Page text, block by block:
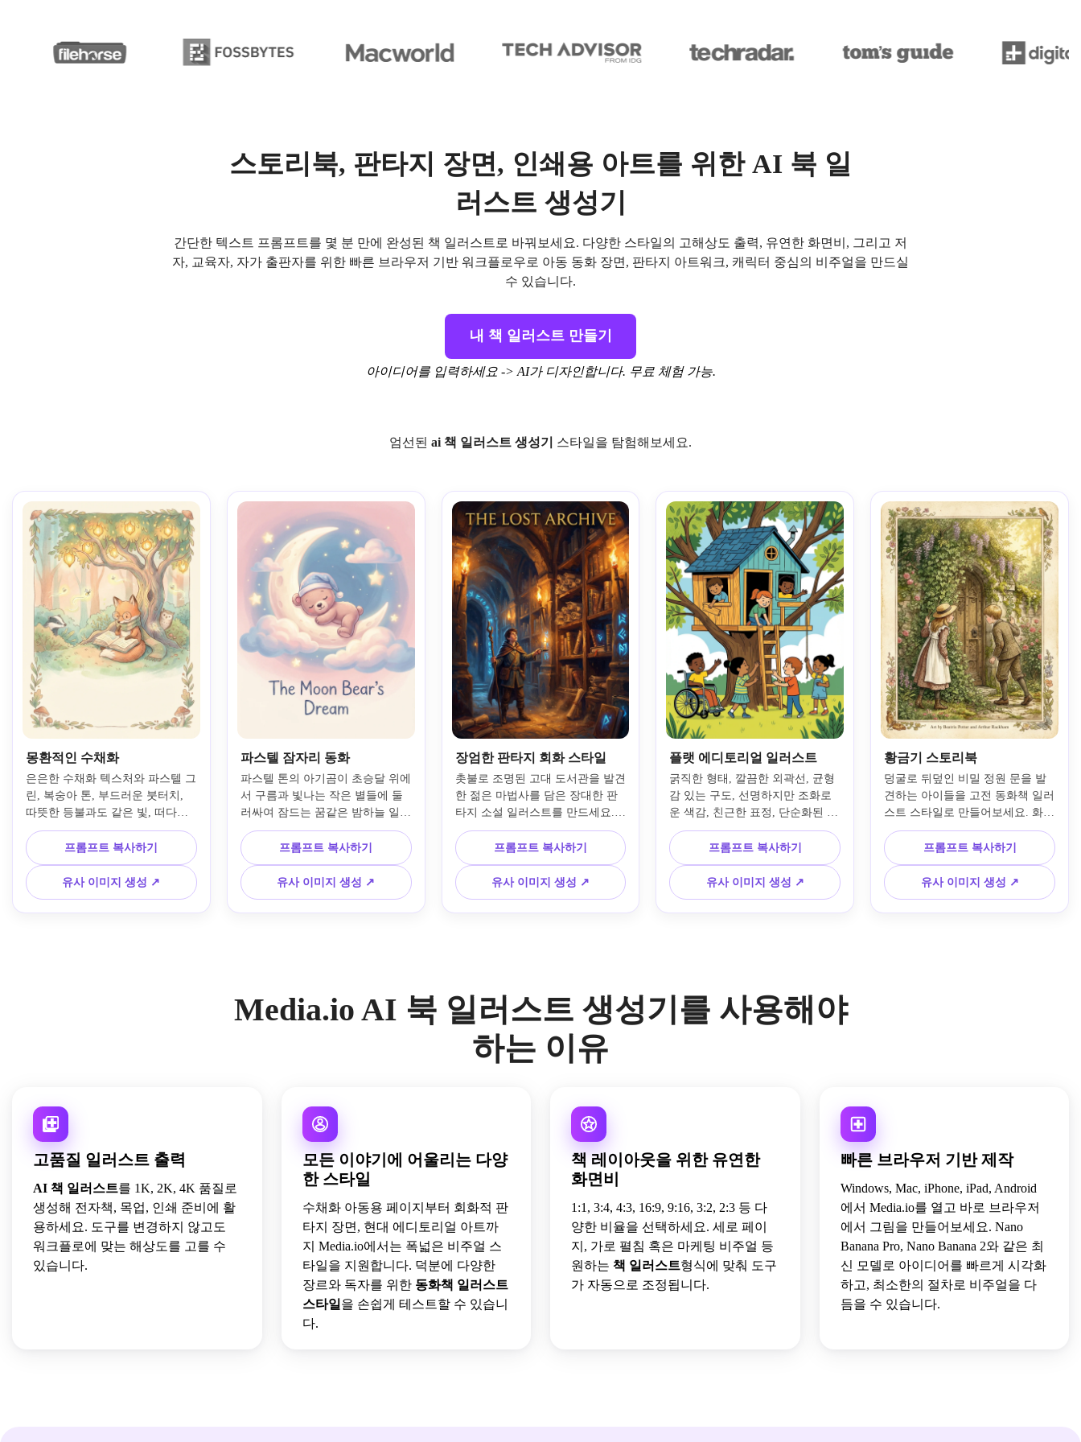
스토리북, 판타지 장면, 인쇄용 아트를 위한 AI 북 일
러스트 생성기
간단한 텍스트 프롬프트를 몇 분 만에 완성된 책 일러스트로 바꿔보세요. 다양한 스타일의 고해상도 출력, 유연한 화면비, 그리고 저
자, 교육자, 자가 출판자를 위한 빠른 브라우저 기반 워크플로우로 아동 동화 장면, 판타지 아트워크, 캐릭터 중심의 비주얼을 만드실
수 있습니다.
내 책 일러스트 만들기
아이디어를 입력하세요 -> AI가 디자인합니다. 무료 체험 가능.
엄선된 ai 책 일러스트 생성기 스타일을 탐험해보세요.
몽환적인 수채화
은은한 수채화 텍스처와 파스텔 그
린, 복숭아 톤, 부드러운 붓터치,
따뜻한 등불과도 같은 빛, 떠다니
는 반딧불, 아늑한 동화 분위기, 풍
부한 회화적 디테일이 더해진 마법
의 숲 조명 아래 수줍은 여우가 나
무 아래서 책을 읽는 감성적인 어
린이 책 일러스트를 만들어보세요.
프롬프트 복사하기
유사 이미지 생성 ↗
파스텔 잠자리 동화
파스텔 톤의 아기곰이 초승달 위에
서 구름과 빛나는 작은 별들에 둘
러싸여 잠드는 꿈같은 밤하늘 일러
스트를 만들어보세요. 매끄러운 질
감, 부드러운 핑크와 파우더 블루
의 그라데이션, 포근한 야간 조명,
평화로운 감정, 그리고 매력적인
어린이 그림책 구성으로 표현합니
다.
프롬프트 복사하기
유사 이미지 생성 ↗
장엄한 판타지 회화 스타일
촛불로 조명된 고대 도서관을 발견
한 젊은 마법사를 담은 장대한 판
타지 소설 일러스트를 만드세요.
높이 쌓인 서가, 빛나는 룬 문자,
떠도는 먼지 입자, 극적인 그림자,
짙은 파랑과 앰버 색감, 텍스처 드
러나는 붓터치, 시네마틱 구성, 고
급 커버 아트 품질이 특징입니다.
프롬프트 복사하기
유사 이미지 생성 ↗
플랫 에디토리얼 일러스트
굵직한 형태, 깔끔한 외곽선, 균형
감 있는 구도, 선명하지만 조화로
운 색감, 친근한 표정, 단순화된 자
연 질감, 밝은 오후 조명, 세련된
에디토리얼 룩의 현대 그림책 스타
일로 아이들이 함께 나무집을 짓는
다양한 모습의 그룹을 일러스트로
그려보세요. 교육 및 아동 출판 프
로젝트에 적합합니다.
프롬프트 복사하기
유사 이미지 생성 ↗
황금기 스토리북
덩굴로 뒤덮인 비밀 정원 문을 발
견하는 아이들을 고전 동화책 일러
스트 스타일로 만들어보세요. 화려
하면서도 고풍스러운 구도, 따뜻한
향수 색감, 회화적 디테일, 부드러
운 황금빛 햇살, 수려한 꽃무늬 질
감, 다정한 경이로움 그리고 시대
를 초월하는 출판 매력을 느낄 수
있도록 그려집니다.
프롬프트 복사하기
유사 이미지 생성 ↗
Media.io AI 북 일러스트 생성기를 사용해야
하는 이유
고품질 일러스트 출력
AI 책 일러스트를 1K, 2K, 4K 품질로
생성해 전자책, 목업, 인쇄 준비에 활
용하세요. 도구를 변경하지 않고도
워크플로에 맞는 해상도를 고를 수
있습니다.
모든 이야기에 어울리는 다양
한 스타일
수채화 아동용 페이지부터 회화적 판
타지 장면, 현대 에디토리얼 아트까
지 Media.io에서는 폭넓은 비주얼 스
타일을 지원합니다. 덕분에 다양한
장르와 독자를 위한 동화책 일러스트
스타일을 손쉽게 테스트할 수 있습니
다.
책 레이아웃을 위한 유연한
화면비
1:1, 3:4, 4:3, 16:9, 9:16, 3:2, 2:3 등 다
양한 비율을 선택하세요. 세로 페이
지, 가로 펼침 혹은 마케팅 비주얼 등
원하는 책 일러스트형식에 맞춰 도구
가 자동으로 조정됩니다.
빠른 브라우저 기반 제작
Windows, Mac, iPhone, iPad, Android
에서 Media.io를 열고 바로 브라우저
에서 그림을 만들어보세요. Nano
Banana Pro, Nano Banana 2와 같은 최
신 모델로 아이디어를 빠르게 시각화
하고, 최소한의 절차로 비주얼을 다
듬을 수 있습니다.